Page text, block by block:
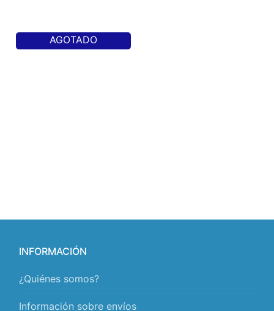
AGOTADO
INFORMACIÓN
¿Quiénes somos?
Información sobre envíos